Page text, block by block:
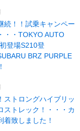
続！！試乗キャンペー
・・TOKYO AUTO
登場S210登
BRZ PURPLE
ストロングハイブリッ
ストレック！・・・カ
着致しました！